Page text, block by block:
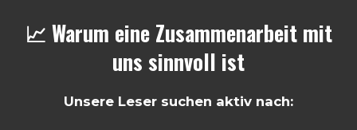
📈 Warum eine Zusammenarbeit mit
uns sinnvoll ist
Unsere Leser suchen aktiv nach: